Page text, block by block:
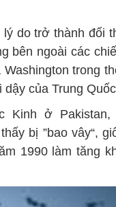
do trở thành đối
bên ngoài các
trong
của Trung
Kinh ở Pakistan,
bị ”bao vây“,
1990 làm tăng